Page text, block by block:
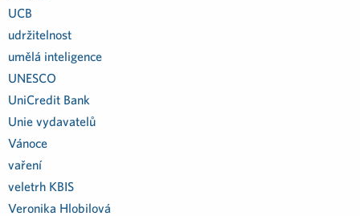
UCB
udržitelnost
umělá inteligence
UNESCO
UniCredit Bank
Unie vydavatelů
Vánoce
vaření
veletrh KBIS
Veronika Hlobilová